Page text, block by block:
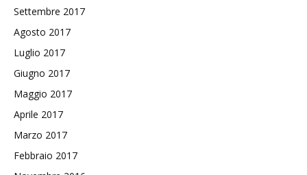
Settembre 2017
Agosto 2017
Luglio 2017
Giugno 2017
Maggio 2017
Aprile 2017
Marzo 2017
Febbraio 2017